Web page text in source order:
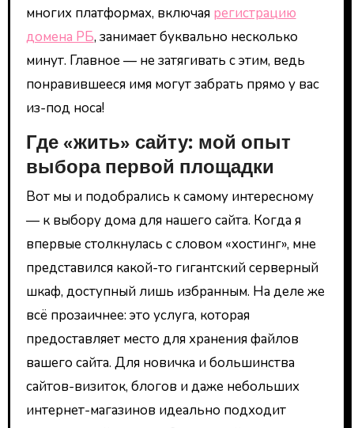
многих платформах, включая регистрацию
домена РБ, занимает буквально несколько
минут. Главное — не затягивать с этим, ведь
понравившееся имя могут забрать прямо у вас
из-под носа!
Где «жить» сайту: мой опыт
выбора первой площадки
Вот мы и подобрались к самому интересному
— к выбору дома для нашего сайта. Когда я
впервые столкнулась с словом «хостинг», мне
представился какой-то гигантский серверный
шкаф, доступный лишь избранным. На деле же
всё прозаичнее: это услуга, которая
предоставляет место для хранения файлов
вашего сайта. Для новичка и большинства
сайтов-визиток, блогов и даже небольших
интернет-магазинов идеально подходит